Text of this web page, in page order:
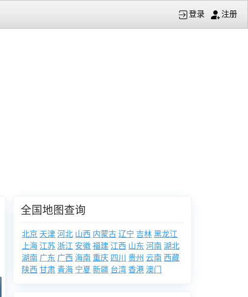
登录 注册
全国地图查询
北京 天津河北 山西 内蒙古辽宁 吉林黑龙江
上海 江苏 浙江 安徽福建 江西 山东 河南 湖北
湖南 广东 广西 海南 重庆 四川 贵州 云南 西藏
陕西 甘肃 青海 宁夏 新疆 台湾 香港 澳门